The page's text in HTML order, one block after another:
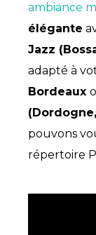
ambiance
élégante
Jazz
adapté à
Bordeaux
pouvons
répertoire